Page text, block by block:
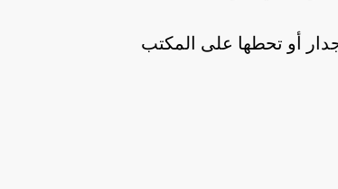
أو تحطها على المكتب